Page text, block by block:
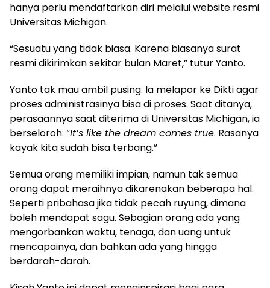
hanya perlu mendaftarkan diri melalui website resmi
Universitas Michigan.
“Sesuatu yang tidak biasa. Karena biasanya surat
resmi dikirimkan sekitar bulan Maret,” tutur Yanto.
Yanto tak mau ambil pusing. Ia melapor ke Dikti agar
proses administrasinya bisa di proses. Saat ditanya,
perasaannya saat diterima di Universitas Michigan, ia
berseloroh: “It’s like the dream comes true. Rasanya
kayak kita sudah bisa terbang.”
Semua orang memiliki impian, namun tak semua
orang dapat meraihnya dikarenakan beberapa hal.
Seperti pribahasa jika tidak pecah ruyung, dimana
boleh mendapat sagu. Sebagian orang ada yang
mengorbankan waktu, tenaga, dan uang untuk
mencapainya, dan bahkan ada yang hingga
berdarah-darah.